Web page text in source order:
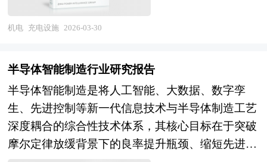
技术路线博弈的关键转型期。经过多年的快速发
展，我国已成为全球最大的锂电材料生产国与消费
产量全球占比超过70%，部分龙头企业技术实力与
产能规模全球领先，产业链完整性与成本优势显
著。 未来，中国锂电材料行业将在"新能源汽车强
国"战略与"新型储能发展"的双重驱动下，进入技
术迭代与产业升级的新阶段。从市场前景看，全球
的基础功能，更通过智能化、网络化、能源化升
级，成为分布式储能、需求侧响应、微电网调控的
设、"双碳"目标实现的多重战略背景下，正从单一
全域、从人工运维向智能自治方向深度演进，成为
能源互联网与智慧城市的关键入口。 “产业园区”是
执行城市产业职能的重要空间形态，园区在改善区
域投资环境、引进外资、促进产业结构调整和发展
机电 充电设施 2026-03-30
半导体智能制造行业研究报告
半导体智能制造是将人工智能、大数据、数字孪
生、先进控制等新一代信息技术与半导体制造工艺
深度耦合的综合性技术体系，其核心目标在于突破
摩尔定律放缓背景下的良率提升瓶颈、缩短先进制